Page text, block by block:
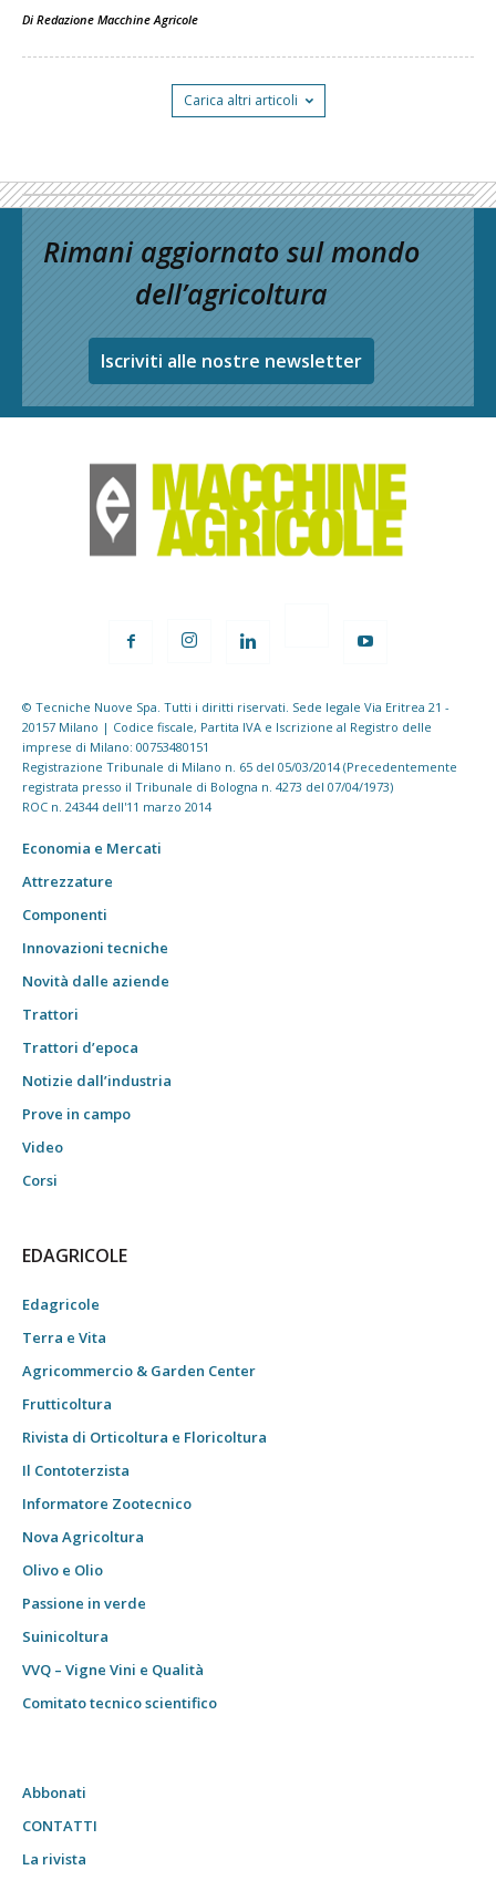
Di Redazione Macchine Agricole
Carica altri articoli
Rimani aggiornato sul mondo
dell’agricoltura
Iscriviti alle nostre newsletter
© Tecniche Nuove Spa. Tutti i diritti riservati. Sede legale Via Eritrea 21 -
20157 Milano | Codice fiscale, Partita IVA e Iscrizione al Registro delle
imprese di Milano: 00753480151
Registrazione Tribunale di Milano n. 65 del 05/03/2014 (Precedentemente
registrata presso il Tribunale di Bologna n. 4273 del 07/04/1973)
ROC n. 24344 dell'11 marzo 2014
Economia e Mercati
Attrezzature
Componenti
Innovazioni tecniche
Novità dalle aziende
Trattori
Trattori d’epoca
Notizie dall’industria
Prove in campo
Video
Corsi
EDAGRICOLE
Edagricole
Terra e Vita
Agricommercio & Garden Center
Frutticoltura
Rivista di Orticoltura e Floricoltura
Il Contoterzista
Informatore Zootecnico
Nova Agricoltura
Olivo e Olio
Passione in verde
Suinicoltura
VVQ – Vigne Vini e Qualità
Comitato tecnico scientifico
Abbonati
CONTATTI
La rivista